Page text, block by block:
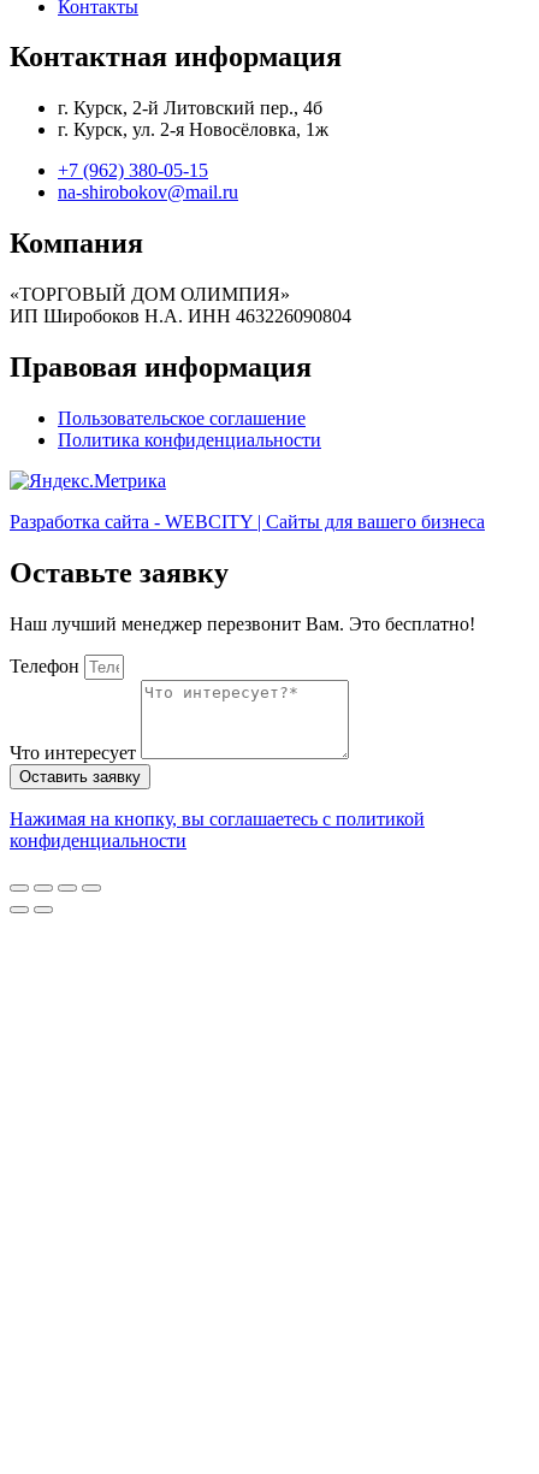
Контакты
Контактная информация
г. Курск, 2-й Литовский пер., 4б
г. Курск, ул. 2-я Новосёловка, 1ж
+7 (962) 380-05-15
na-shirobokov@mail.ru
Компания
«ТОРГОВЫЙ ДОМ ОЛИМПИЯ»
ИП Широбоков Н.А. ИНН 463226090804
Правовая информация
Пользовательское соглашение
Политика конфиденциальности
Разработка сайта - WEBCITY | Сайты для вашего бизнеса
Оставьте заявку
Наш лучший менеджер перезвонит Вам. Это бесплатно!
Телефон
Что интересует
Оставить заявку
Нажимая на кнопку, вы соглашаетесь с политикой
конфиденциальности